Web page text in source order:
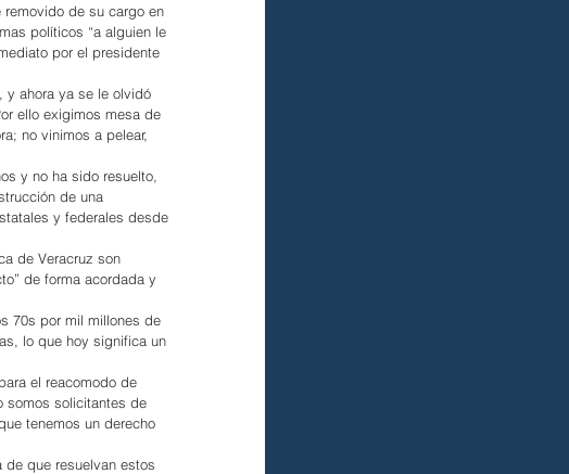
removido de su cargo en
políticos “a alguien le
por el presidente
y ahora ya se le olvidó
ello exigimos mesa de
no vinimos a pelear,
y no ha sido resuelto,
de una
y federales desde
de Veracruz son
de forma acordada y
70s por mil millones de
lo que hoy significa un
el reacomodo de
somos solicitantes de
tenemos un derecho
de que resuelvan estos